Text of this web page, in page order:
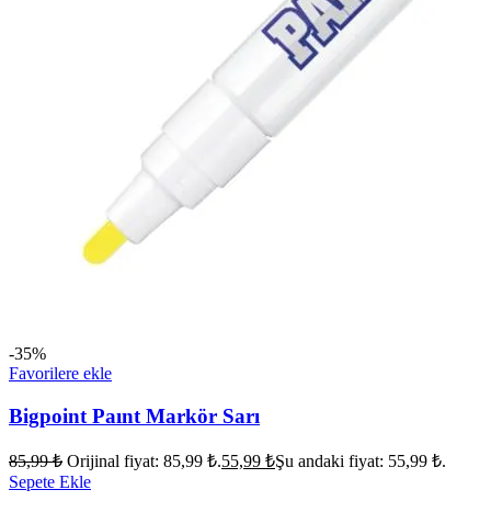
-35%
Favorilere ekle
Bigpoint Paınt Markör Sarı
85,99₺ Orijinal fiyat: 85,99 ₺.55,99 ₺Şu andaki fiyat: 55,99 ₺.
Sepete Ekle